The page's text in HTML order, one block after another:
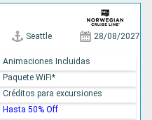
Seattle 28/08/2027
Animaciones Incluidas
Paquete WiFi*
Créditos para excursiones
Hasta 50% Off